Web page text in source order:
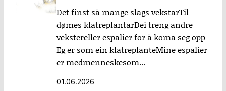
Det finst så mange slags vekstarTil
dømes klatreplantarDei treng andre
vekstereller espalier for å koma seg opp
Eg er som ein klatreplanteMine espalier
er medmenneskesom...
01.06.2026